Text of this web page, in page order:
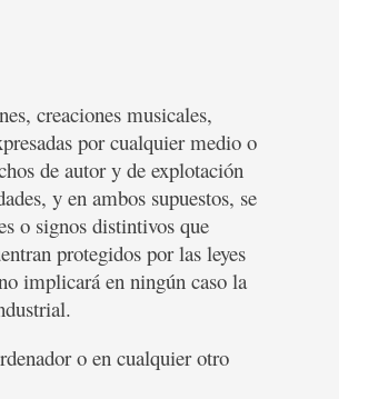
creaciones musicales,
por cualquier medio o
de autor y de explotación
y en ambos supuestos, se
o signos distintivos que
protegidos por las leyes
implicará en ningún caso la
o en cualquier otro